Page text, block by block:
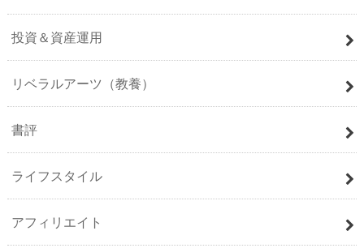
投資＆資産運用
リベラルアーツ（教養）
書評
ライフスタイル
アフィリエイト